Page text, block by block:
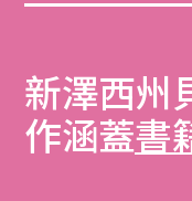
新澤西州
作涵蓋書